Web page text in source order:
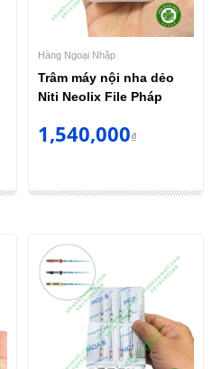
Hàng Ngoại Nhập
Trâm máy nội nha dẻo
Niti Neolix File Pháp
1,540,000₫